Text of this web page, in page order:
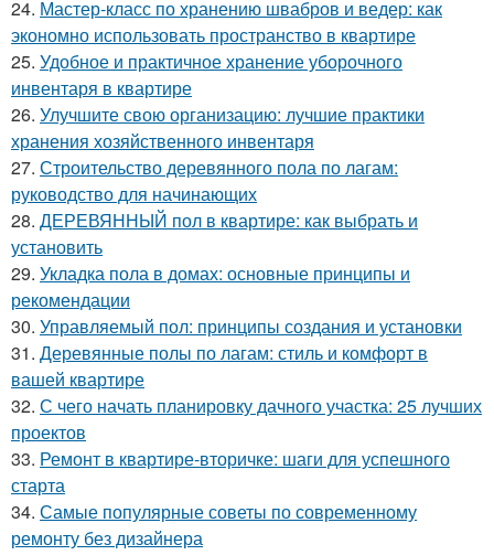
24. Мастер-класс по хранению швабров и ведер: как
экономно использовать пространство в квартире
25. Удобное и практичное хранение уборочного
инвентаря в квартире
26. Улучшите свою организацию: лучшие практики
хранения хозяйственного инвентаря
27. Строительство деревянного пола по лагам:
руководство для начинающих
28. ДЕРЕВЯННЫЙ пол в квартире: как выбрать и
установить
29. Укладка пола в домах: основные принципы и
рекомендации
30. Управляемый пол: принципы создания и установки
31. Деревянные полы по лагам: стиль и комфорт в
вашей квартире
32. С чего начать планировку дачного участка: 25 лучших
проектов
33. Ремонт в квартире-вторичке: шаги для успешного
старта
34. Самые популярные советы по современному
ремонту без дизайнера